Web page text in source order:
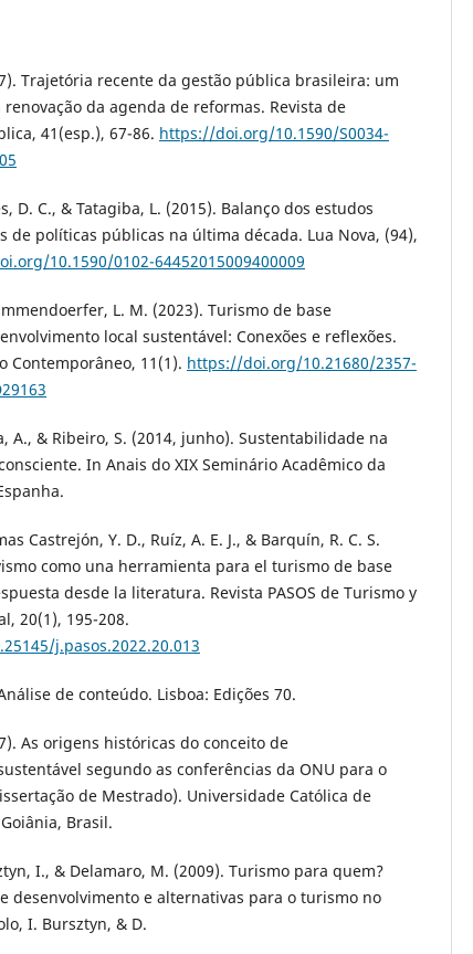
Trajetória recente da gestão pública brasileira: um
da agenda de reformas. Revista de
41(esp.), 67-86. https://doi.org/10.1590/S0034-
D. C., & Tatagiba, L. (2015). Balanço dos estudos
de políticas públicas na última década. Lua Nova, (94),
10.1590/0102-64452015009400009
L. M. (2023). Turismo de base
local sustentável: Conexões e reflexões.
Contemporâneo, 11(1). https://doi.org/10.21680/2357-
A., & Ribeiro, S. (2014, junho). Sustentabilidade na
In Anais do XIX Seminário Acadêmico da
Castrejón, Y. D., Ruíz, A. E. J., & Barquín, R. C. S.
como una herramienta para el turismo de base
desde la literatura. Revista PASOS de Turismo y
20(1), 195-208.
j.pasos.2022.20.013
de conteúdo. Lisboa: Edições 70.
As origens históricas do conceito de
segundo as conferências da ONU para o
de Mestrado). Universidade Católica de
Brasil.
I., & Delamaro, M. (2009). Turismo para quem?
desenvolvimento e alternativas para o turismo no
I. Bursztyn, & D.